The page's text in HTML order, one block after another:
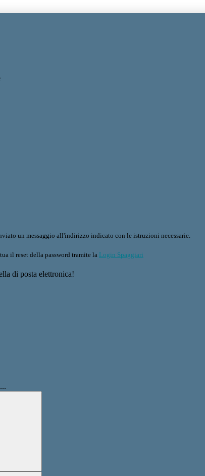
un messaggio all'indirizzo indicato con le istruzioni necessarie.
il reset della password tramite la Login Spaggiari
di posta elettronica!